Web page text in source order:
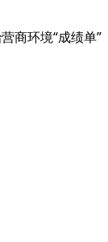
商环境“成绩单”